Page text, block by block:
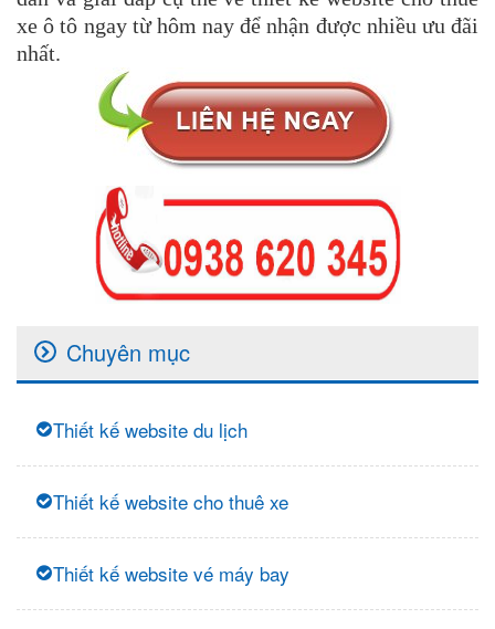
xe ô tô ngay từ hôm nay để nhận được nhiều ưu đãi
nhất.
Chuyên mục
Thiết kế website du lịch
Thiết kế website cho thuê xe
Thiết kế website vé máy bay